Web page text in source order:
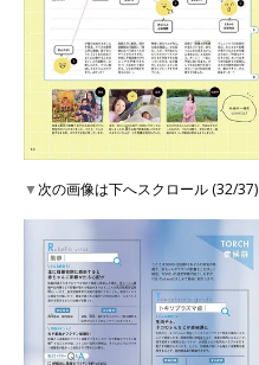
▼次の画像は下へスクロール (32/37)